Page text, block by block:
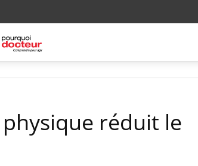
réduit le